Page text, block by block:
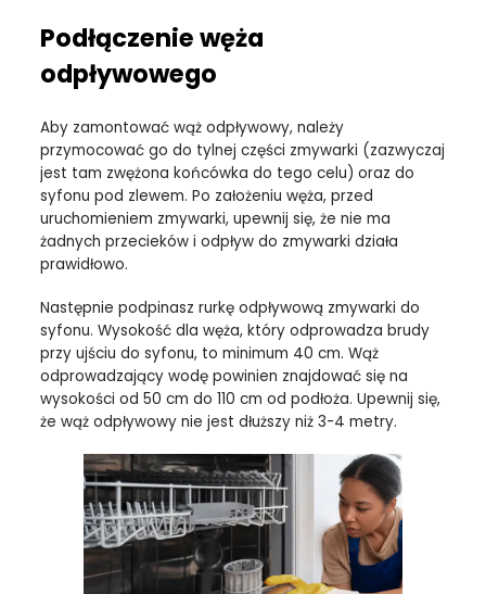
Podłączenie węża
odpływowego
Aby zamontować wąż odpływowy, należy
przymocować go do tylnej części zmywarki (zazwyczaj
jest tam zwężona końcówka do tego celu) oraz do
syfonu pod zlewem. Po założeniu węża, przed
uruchomieniem zmywarki, upewnij się, że nie ma
żadnych przecieków i odpływ do zmywarki działa
prawidłowo.
Następnie podpinasz rurkę odpływową zmywarki do
syfonu. Wysokość dla węża, który odprowadza brudy
przy ujściu do syfonu, to minimum 40 cm. Wąż
odprowadzający wodę powinien znajdować się na
wysokości od 50 cm do 110 cm od podłoża. Upewnij się,
że wąż odpływowy nie jest dłuższy niż 3-4 metry.